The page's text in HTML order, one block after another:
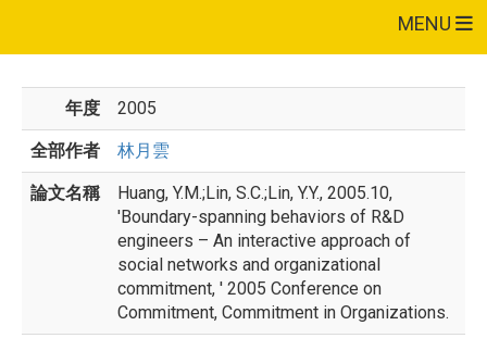
MENU
年度 2005
全部作者 林月雲
論文名稱
Huang, Y.M.;Lin, S.C.;Lin, Y.Y., 2005.10,
'Boundary-spanning behaviors of R&D
engineers – An interactive approach of
social networks and organizational
commitment, ' 2005 Conference on
Commitment, Commitment in Organizations.